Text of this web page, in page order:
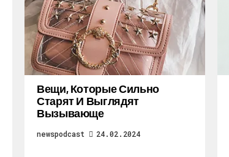
Вещи, Которые Сильно
Старят И Выглядят
Вызывающе
newspodcast 24.02.2024